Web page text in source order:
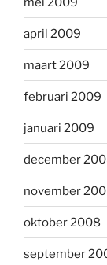
april 2009
maart 2009
februari 2009
januari 2009
december
november
oktober 2008
september